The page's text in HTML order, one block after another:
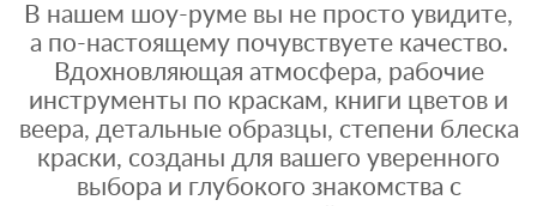
В нашем шоу-руме вы не просто увидите,
а по-настоящему почувствуете качество.
Вдохновляющая атмосфера, рабочие
инструменты по краскам, книги цветов и
веера, детальные образцы, степени блеска
краски, созданы для вашего уверенного
выбора и глубокого знакомства с